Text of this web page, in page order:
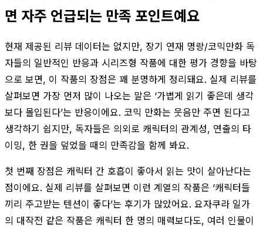
면 자주 언급되는 만족 포인트예요
현재 제공된 리뷰 데이터는 없지만, 장기 연재 명랑/코믹만화 독
자들의 일반적인 반응과 시리즈형 작품에 대한 평가 경향을 바탕
으로 보면, 이 작품의 장점은 꽤 분명하게 정리돼요. 실제 리뷰를
살펴보면 가장 먼저 많이 나오는 말은 ‘가볍게 읽기 좋은데 생각
보다 몰입된다’는 반응이에요. 코믹 만화는 웃음만 주면 된다고
생각하기 쉽지만, 독자들은 의외로 캐릭터의 관계성, 연출의 타
이밍, 한 권을 덮었을 때의 만족감을 함께 봐요.
첫 번째 장점은 캐릭터 간 호흡이 좋아서 읽는 맛이 살아난다는
점이에요. 실제 리뷰를 살펴보면 이런 계열의 작품은 ‘캐릭터들
끼리 주고받는 텐션이 좋다’는 후기가 많았어요. 요자쿠라 일가
의 대작전 같은 작품은 캐릭터 한 명의 매력보다도, 여러 인물이